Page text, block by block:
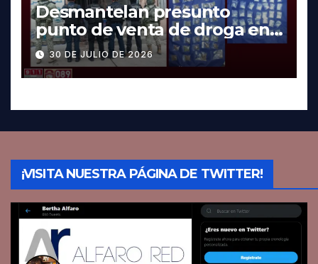
Desmantelan presunto
punto de venta de droga en
Pachuca; hay dos detenidos
30 DE JULIO DE 2026
¡VISITA NUESTRA PÁGINA DE TWITTER!